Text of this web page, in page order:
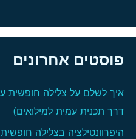
פוסטים אחרונים
דרך תכנית עמית למילואים)
היפרוונטילציה בצלילה חופשית